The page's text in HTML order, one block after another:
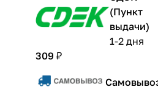
(Пункт
выдачи)
1-2 дня
309 ₽